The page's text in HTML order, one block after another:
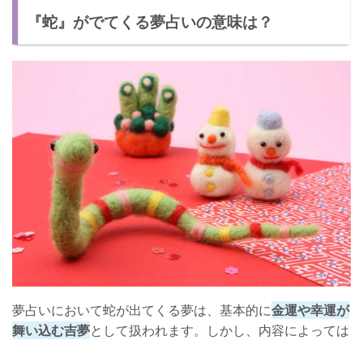
蛇の注意すべき夢
黒い蛇の夢
蛇に食べられる夢
蛇がたくさん出てくる夢
他にもある蛇の夢がもたらす夢占いの意味
蛇に噛まれる夢
蛇を捕まえる夢
蛇の夢を見たらやるべきこと
まとめ
『蛇』がでてくる夢占いの意味は？
夢占いにおいて蛇が出てくる夢は、基本的に金運や幸運が
舞い込む吉夢として扱われます。しかし、内容によっては